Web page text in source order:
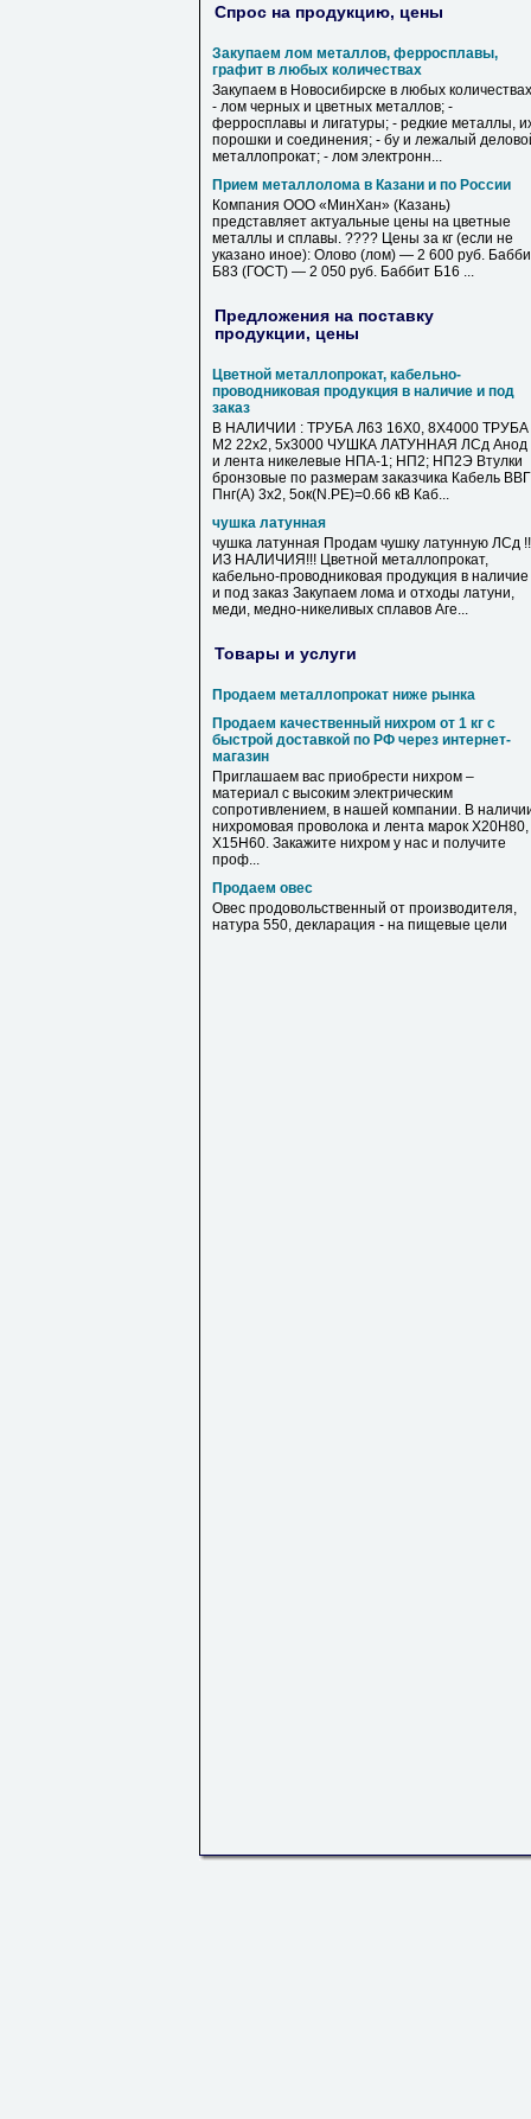
Спрос на продукцию, цены
Закупаем лом металлов, ферросплавы,
графит в любых количествах
Закупаем в Новосибирске в любых
- лом черных и цветных металлов; -
ферросплавы и лигатуры; - редкие металлы,
порошки и соединения; - бу и лежалый
металлопрокат; - лом электронн...
Прием металлолома в Казани и по России
Компания ООО «МинХан» (Казань)
представляет актуальные цены на цветные
металлы и сплавы. ???? Цены за кг (если не
указано иное): Олово (лом) — 2 600 руб.
Б83 (ГОСТ) — 2 050 руб. Баббит Б16 ...
Предложения на поставку
продукции, цены
Цветной металлопрокат, кабельно-
проводниковая продукция в наличие и под
заказ
В НАЛИЧИИ : ТРУБА Л63 16Х0, 8Х4000 ТРУБА
М2 22х2, 5х3000 ЧУШКА ЛАТУННАЯ ЛСд Анод
и лента никелевые НПА-1; НП2; НП2Э Втулки
бронзовые по размерам заказчика Кабель
Пнг(А) 3х2, 5ок(N.PE)=0.66 кВ Каб...
чушка латунная
чушка латунная Продам чушку латунную ЛСд
ИЗ НАЛИЧИЯ!!! Цветной металлопрокат,
кабельно-проводниковая продукция в наличие
и под заказ Закупаем лома и отходы латуни,
меди, медно-никеливых сплавов Аге...
Товары и услуги
Продаем металлопрокат ниже рынка
Продаем качественный нихром от 1 кг с
быстрой доставкой по РФ через интернет-
магазин
Приглашаем вас приобрести нихром –
материал с высоким электрическим
сопротивлением, в нашей компании. В
нихромовая проволока и лента марок Х20Н80,
Х15Н60. Закажите нихром у нас и получите
проф...
Продаем овес
Овес продовольственный от производителя,
натура 550, декларация - на пищевые цели